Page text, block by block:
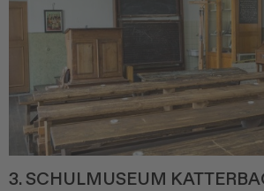
3. SCHULMUSEUM